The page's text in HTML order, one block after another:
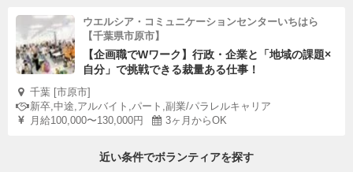
ウエルシア・コミュニケーションセンターいちはら
【千葉県市原市】
【企画職でWワーク】行政・企業と「地域の課題×
自分」で挑戦できる裁量ある仕事！
千葉 [市原市]
新卒,中途,アルバイト,パート,副業/パラレルキャリア
月給100,000〜130,000円
3ヶ月からOK
近い条件でボランティアを探す